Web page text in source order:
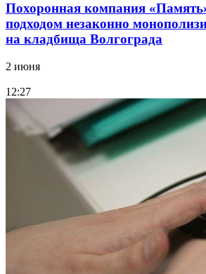
Похоронная компания
подходом незаконно
на кладбища Волгограда
2 июня
12:27